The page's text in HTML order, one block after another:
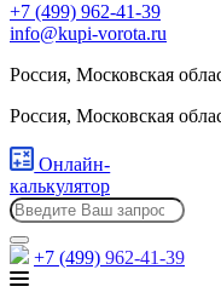
+7 (499) 962-41-39
info@kupi-vorota.ru
Россия, Московская
Россия, Московская
Онлайн-
калькулятор
+7 (499) 962-41-39